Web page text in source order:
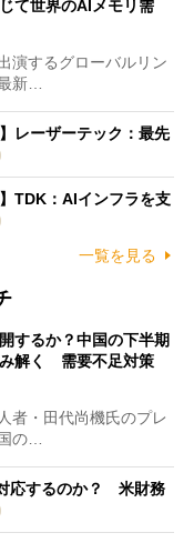
て世界のAIメモリ需
演するグローバルリン
新…
レーザーテック：最先
TDK：AIインフラを支
一覧を見る
するか？中国の下半期
解く 需要不足対策
者・田代尚機氏のプレ
の…
応するのか？ 米財務